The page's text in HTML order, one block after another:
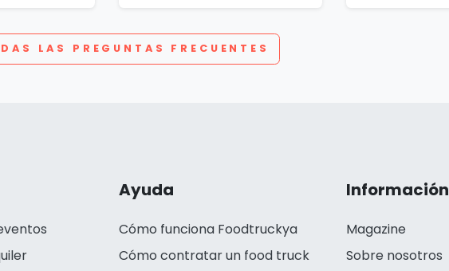
LAS PREGUNTAS FRECUENTES
Ayuda
Cómo funciona Foodtruckya
Cómo contratar un food truck
Información
Magazine
Sobre nosotros